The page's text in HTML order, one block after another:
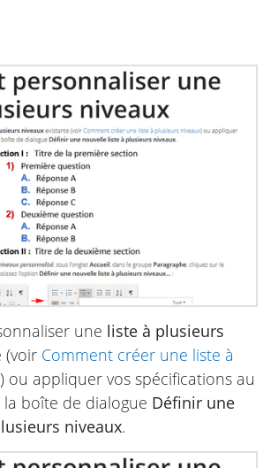
une liste à plusieurs
(voir Comment créer une liste à
) ou appliquer vos spécifications au
la boîte de dialogue Définir une
niveaux.